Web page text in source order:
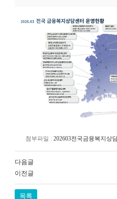
첨부파일 : 202603전국금융복지상
다음글
이전글
목록